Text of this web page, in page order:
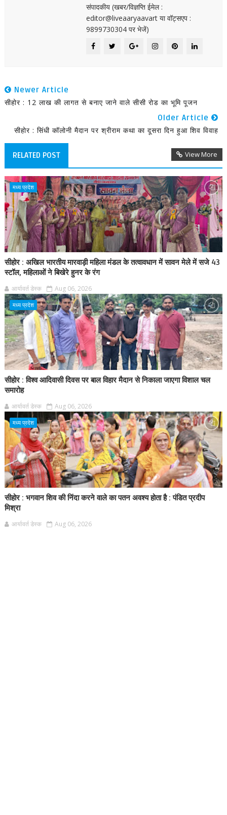
संपादकीय (खबर/विज्ञप्ति ईमेल :
editor@liveaaryaavart या वॉट्सएप :
9899730304 पर भेजें)
Newer Article
सीहोर : 12 लाख की लागत से बनाए जाने वाले सीसी रोड का भूमि पूजन
Older Article
सीहोर : सिंधी कॉलोनी मैदान पर श्रीराम कथा का दूसरा दिन हुआ शिव विवाह
RELATED POST View More
मध्य प्रदेश
सीहोर : अखिल भारतीय मारवाड़ी महिला मंडल के तत्वावधान में सावन मेले में सजे 43
स्टॉल, महिलाओं ने बिखेरे हुनर के रंग
आर्यावर्त डेस्क Aug 06, 2026
मध्य प्रदेश
सीहोर : विश्व आदिवासी दिवस पर बाल विहार मैदान से निकाला जाएगा विशाल चल
समारोह
आर्यावर्त डेस्क Aug 06, 2026
मध्य प्रदेश
सीहोर : भगवान शिव की निंदा करने वाले का पतन अवश्य होता है : पंडित प्रदीप
मिश्रा
आर्यावर्त डेस्क Aug 06, 2026